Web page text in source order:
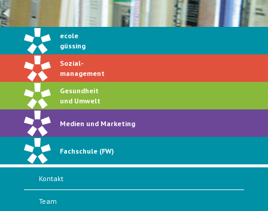
ecole
güssing
Sozial-
management
Gesundheit
und Umwelt
Medien und Marketing
Fachschule (FW)
Kontakt
Team